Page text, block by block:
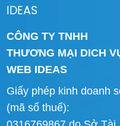
VĂN PHÒNG WEB
CÔNG TY TNHH
THƯƠNG MẠI DICH VỤ
Giấy phép kinh doanh số
(mã số thuế):